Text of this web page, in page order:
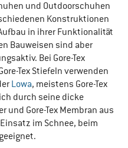
und Outdoorschuhen
Konstruktionen
in ihrer Funktionalität
Bauweisen sind aber
Bei Gore-Tex
Tex Stiefeln verwenden
Lowa, meistens Gore-Tex
durch seine dicke
Gore-Tex Membran aus
im Schnee, beim